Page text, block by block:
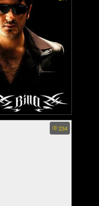
(2024)
Billa - บิลลา (2007)
234